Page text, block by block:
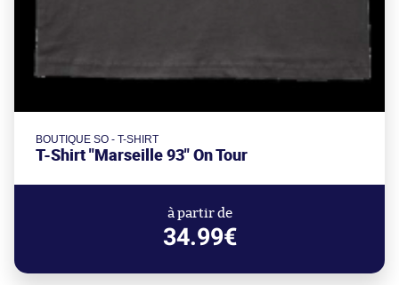
BOUTIQUE SO - T-SHIRT
T-Shirt "Marseille 93" On Tour
à partir de
34.99€